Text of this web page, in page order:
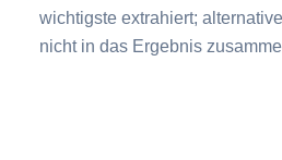
wichtigste extrahiert;
nicht in das Ergebnis